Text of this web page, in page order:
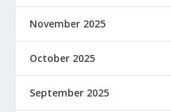
November 2025
October 2025
September 2025